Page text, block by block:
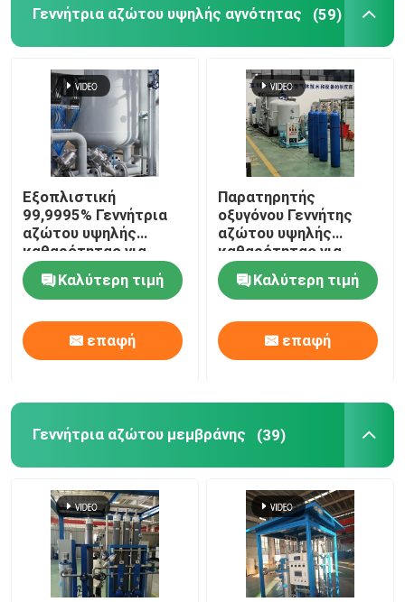
Μορφωματική γεννήτρια οξυγόνου
Γεννήτρια αζώτου υψηλής αγνότητας (59)
Εξοπλιστική
99,9995% Γεννήτρια
αζώτου υψηλής
καθαρότητας για
σκόνη μολυβδανίου
Καλύτερη τιμή
επαφή
Παρατηρητής
οξυγόνου Γεννήτης
αζώτου υψηλής
καθαρότητας για
μεταλλουργία σκόνης
Καλύτερη τιμή
επαφή
Γεννήτρια αζώτου μεμβράνης (39)